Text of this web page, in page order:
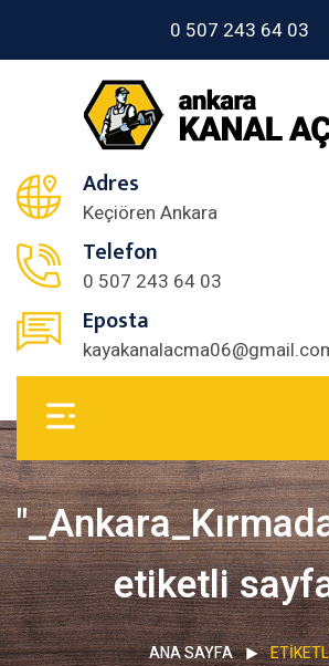
0 507 243 64 03
Adres
Keçiören Ankara
Telefon
0 507 243 64 03
Eposta
etiketli
ANA SAYFA